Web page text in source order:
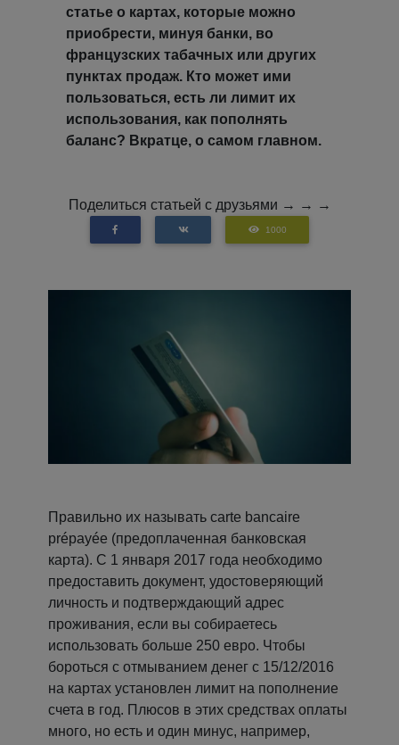
статье о картах, которые можно
приобрести, минуя банки, во
французских табачных или других
пунктах продаж. Кто может ими
пользоваться, есть ли лимит их
использования, как пополнять
баланс? Вкратце, о самом главном.
Поделиться статьей с друзьями → → →
1000
Правильно их называть сarte bancaire
prépayée (предоплаченная банковская
карта). С 1 января 2017 года необходимо
предоставить документ, удостоверяющий
личность и подтверждающий адрес
проживания, если вы собираетесь
использовать больше 250 евро. Чтобы
бороться с отмыванием денег с 15/12/2016
на картах установлен лимит на пополнение
счета в год. Плюсов в этих средствах оплаты
много, но есть и один минус, например,